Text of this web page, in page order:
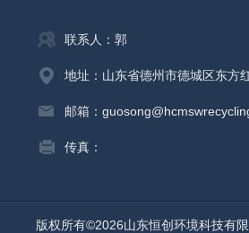
联系人：郭
地址：山东省德州市德城区东方
邮箱：
传真：
版权所有©2026山东恒创环境科技有